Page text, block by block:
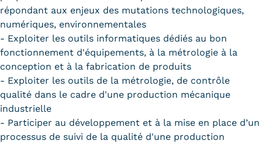
répondant aux enjeux des mutations technologiques,
numériques, environnementales
- Exploiter les outils informatiques dédiés au bon
fonctionnement d'équipements, à la métrologie à la
conception et à la fabrication de produits
- Exploiter les outils de la métrologie, de contrôle
qualité dans le cadre d'une production mécanique
industrielle
- Participer au développement et à la mise en place d’un
processus de suivi de la qualité d'une production